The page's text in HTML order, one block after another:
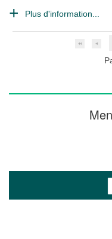
Plus d'information...